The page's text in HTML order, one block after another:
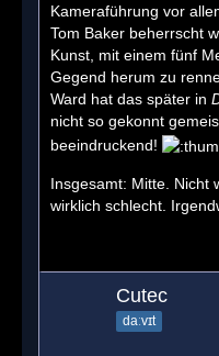
Kameraführung vor
Tom Baker beherrscht
Kunst, mit einem fünf
Gegend herum zu
Ward hat das später in
nicht so gekonnt
beeindruckend!
Insgesamt: Mitte. Nicht
wirklich schlecht.
Cutec
daːvɪt